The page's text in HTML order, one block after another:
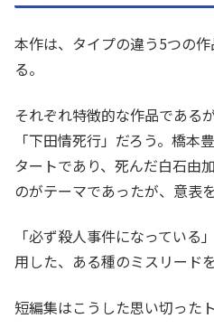
本作は、タイプの違う5つの
る。
それぞれ特徴的な作品である
「下田情死行」だろう。橋本
タートであり、死んだ白石由
のがテーマであったが、意表
「必ず殺人事件になっている
用した、ある種のミスリード
短編集はこうした思い切った